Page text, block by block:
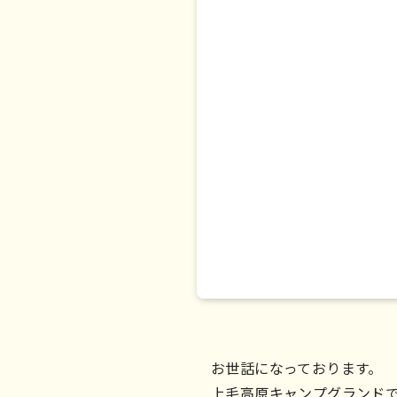
お世話になっております。